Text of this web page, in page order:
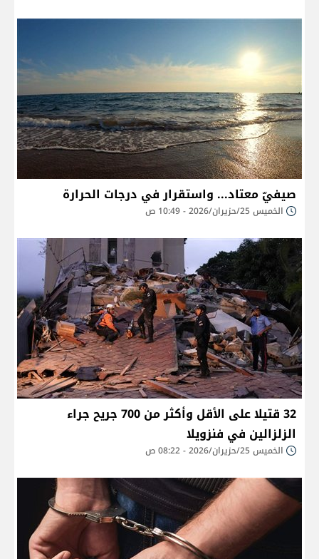
صيفيّ معتاد... واستقرار في درجات الحرارة
الخميس 25/حزيران/2026 - 10:49 ص
32 قتيلا على الأقل وأكثر من 700 جريح جراء
الزلزالين في فنزويلا
الخميس 25/حزيران/2026 - 08:22 ص